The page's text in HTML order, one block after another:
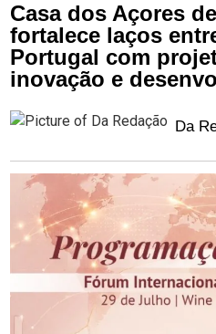
Casa dos Açores
fortalece laços
Portugal com
inovação e
Da